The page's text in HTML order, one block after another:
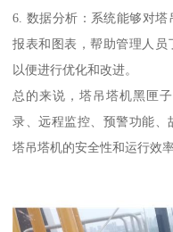
6. 数据分析：系统能够对
报表和图表，帮助管理人员
以便进行优化和改进。
总的来说，塔吊塔机黑匣
录、远程监控、预警功能
塔吊塔机的安全性和运行效率